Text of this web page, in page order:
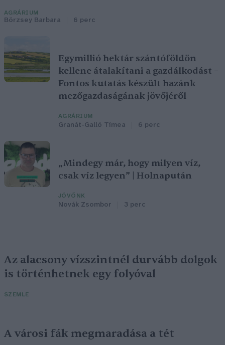
AGRÁRIUM
Börzsey Barbara 6 perc
Egymillió hektár szántóföldön
kellene átalakítani a gazdálkodást –
Fontos kutatás készült hazánk
mezőgazdaságának jövőjéről
AGRÁRIUM
Granát-Galló Tímea 6 perc
„Mindegy már, hogy milyen víz,
csak víz legyen” | Holnapután
JÖVŐNK
Novák Zsombor 3 perc
Az alacsony vízszintnél durvább dolgok
is történhetnek egy folyóval
SZEMLE
A városi fák megmaradása a tét